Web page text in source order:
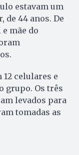
estavam um
de 44 anos. De
mãe do
celulares e
grupo. Os três
levados para
tomadas as